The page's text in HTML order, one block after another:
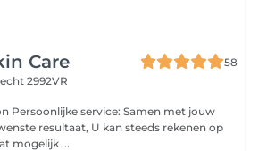
Care
58
2992VR
resultaat, U kan steeds rekenen op
mogelijk ...